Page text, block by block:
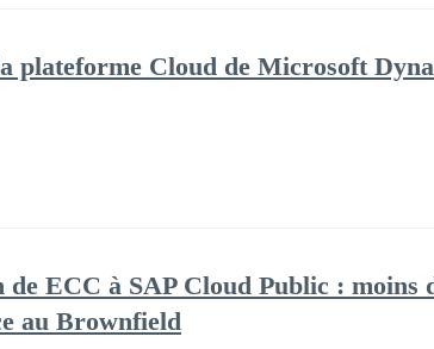
plateforme Cloud de Microsoft
de ECC à SAP Cloud Public : moins
au Brownfield